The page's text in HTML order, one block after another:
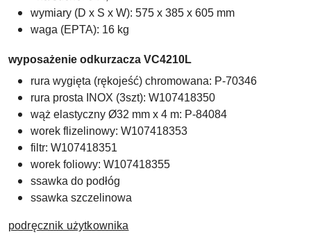
wymiary (D x S x W): 575 x 385 x 605 mm
waga (EPTA): 16 kg
wyposażenie odkurzacza VC4210L
rura wygięta (rękojeść) chromowana: P-70346
rura prosta INOX (3szt): W107418350
wąż elastyczny Ø32 mm x 4 m: P-84084
worek flizelinowy: W107418353
filtr: W107418351
worek foliowy: W107418355
ssawka do podłóg
ssawka szczelinowa
podręcznik użytkownika